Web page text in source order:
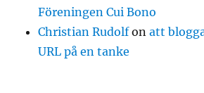
Föreningen Cui Bono
Christian Rudolfonatt
URL på en tanke